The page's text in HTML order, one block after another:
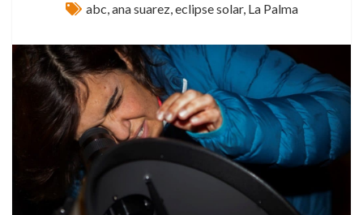
abc,ana suarez,eclipse solar, La Palma